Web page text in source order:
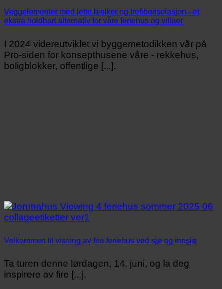
Veggelementer med lette bjelker og trefiberisolasjon - et
ekstra holdbart alternativ for våre feriehus og villaer
I 2024 videreutviklet vi byggemetodikken vår på
Pro-siden for konsepthusene våre - rekkehus,
boligblokker, offentlige [...].
Velkommen til visning av fire feriehus ved sjø og innsjø
Ta turen denne lørdagen, 14. juni, og la deg
inspirere av fire [...].